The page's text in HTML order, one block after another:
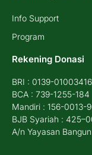
Info Support
Program
Rekening Donasi
BRI : 0139-
BCA : 739-1255-184
Mandiri : 156-0013-
BJB Syariah :
A/n Yayasan